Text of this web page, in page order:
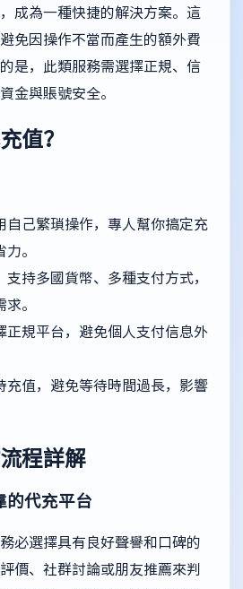
成為一種快捷的解決方案。這
免因操作不當而產生的額外費
是，此類服務需選擇正規、信
金與賬號安全。
值？
自己繁瑣操作，專人幫你搞定充
。
支持多國貨幣、多種支付方式，
。
正規平台，避免個人支付信息外
充值，避免等待時間過長，影響
程詳解
的代充平台
必選擇具有良好聲譽和口碑的
價、社群討論或朋友推薦來判